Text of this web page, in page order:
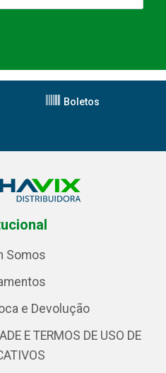
Boletos
Somos
e Devolução
E TERMOS DE USO DE